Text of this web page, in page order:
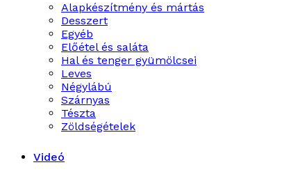
Alapkészítmény és mártás
Desszert
Egyéb
Előétel és saláta
Hal és tenger gyümölcsei
Leves
Négylábú
Szárnyas
Tészta
Zöldségételek
Videó